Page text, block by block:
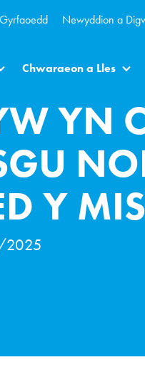
Gyrfaoedd Newyddion a
Chwaraeon a Lles
YN
Y